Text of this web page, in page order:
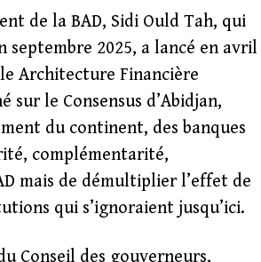
de la BAD, Sidi Ould Tah, qui
septembre 2025, a lancé en avril
Architecture Financière
le Consensus d’Abidjan,
du continent, des banques
complémentarité,
mais de démultiplier l’effet de
qui s’ignoraient jusqu’ici.
Conseil des gouverneurs,